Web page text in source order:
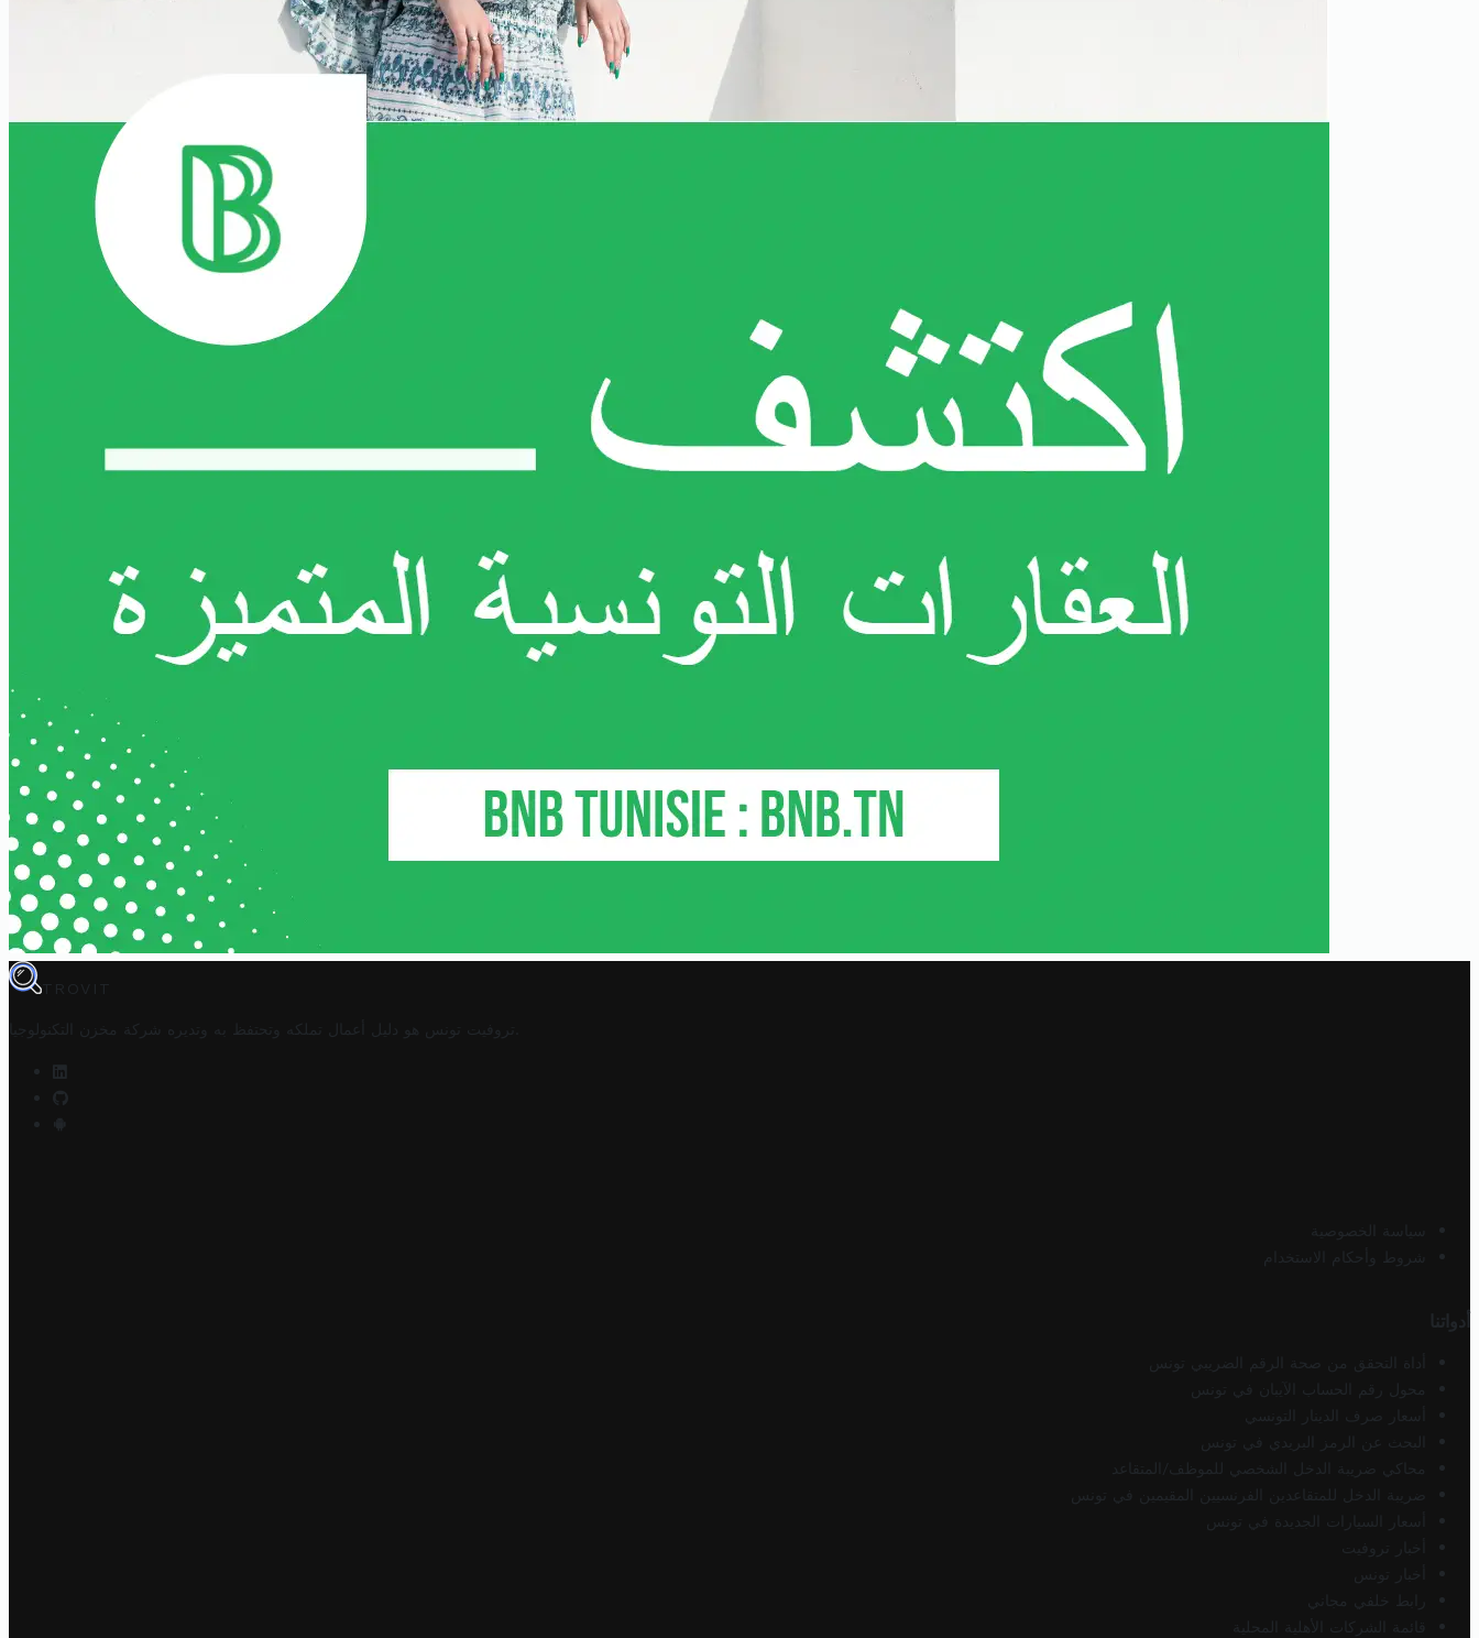
TROVIT
تروفيت تونس هو دليل أعمال تملكه وتحتفظ به وتديره شركة مخزن التكنولوجيا
سياسة الخصوصية
شروط وأحكام الاستخدام
أدواتنا
أداة التحقق من صحة الرقم الضريبي تونس
محول رقم الحساب الآيبان في تونس
أسعار صرف الدينار التونسي
البحث عن الرمز البريدي في تونس
محاكي ضريبة الدخل الشخصي للموظف/المتقاعد
ضريبة الدخل للمتقاعدين الفرنسيين المقيمين في تونس
أسعار السيارات الجديدة في تونس
أخبار تروفيت
أخبار تونس
رابط خلفي مجاني
قائمة الشركات الأهلية المحلية